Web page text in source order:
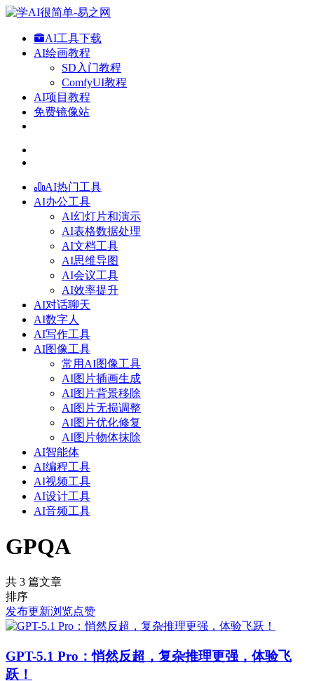
AI工具下载
AI绘画教程
SD入门教程
ComfyUI教程
AI项目教程
免费镜像站
AI热门工具
AI办公工具
AI幻灯片和演示
AI表格数据处理
AI文档工具
AI思维导图
AI会议工具
AI效率提升
AI对话聊天
AI数字人
AI写作工具
AI图像工具
常用AI图像工具
AI图片插画生成
AI图片背景移除
AI图片无损调整
AI图片优化修复
AI图片物体抹除
AI智能体
AI编程工具
AI视频工具
AI设计工具
AI音频工具
GPQA
共 3 篇文章
排序
发布更新浏览点赞
GPT-5.1 Pro：悄然反超，复杂推理更强，体验飞
跃！